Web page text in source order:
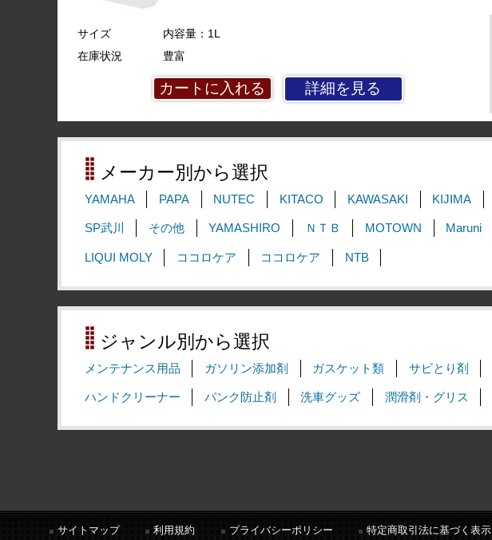
サイズ
内容量：1L
在庫状況
豊富
詳細を見る
メーカー別から選択
YAMAHA PAPA NUTEC KITACO KAWASAKI KIJIMA
SP武川 その他 YAMASHIRO ＮＴＢ MOTOWN Maruni
LIQUI MOLY ココロケア ココロケア NTB
ジャンル別から選択
メンテナンス用品 ガソリン添加剤 ガスケット類 サビとり剤
ハンドクリーナー パンク防止剤 洗車グッズ 潤滑剤・グリス
サイトマップ 利用規約 プライバシーポリシー 特定商取引法に基づく表示